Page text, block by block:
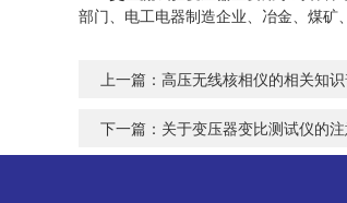
部门、电工电器制造企业、冶金、煤矿
上一篇： 高压无线核相仪的相关知识
下一篇： 关于变压器变比测试仪的